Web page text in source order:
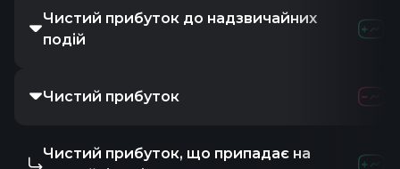
Чистий прибуток до надзвичайних
подій
Чистий прибуток
Чистий прибуток, що припадає на